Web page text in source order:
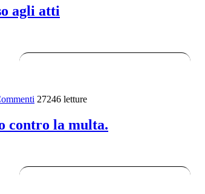
agli atti
agli atti 27246 letture
contro la multa.